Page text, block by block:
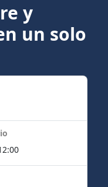
y
un solo